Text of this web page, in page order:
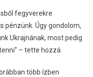
fegyverekre
pénzünk. Úgy gondolom,
Ukrajnának, most pedig
– tette hozzá.
több ízben